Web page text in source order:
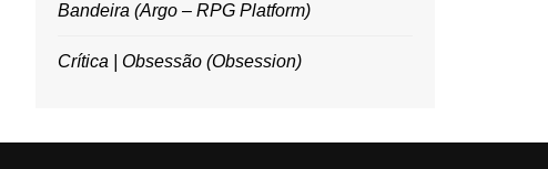
Bandeira (Argo – RPG Platform)
Crítica | Obsessão (Obsession)